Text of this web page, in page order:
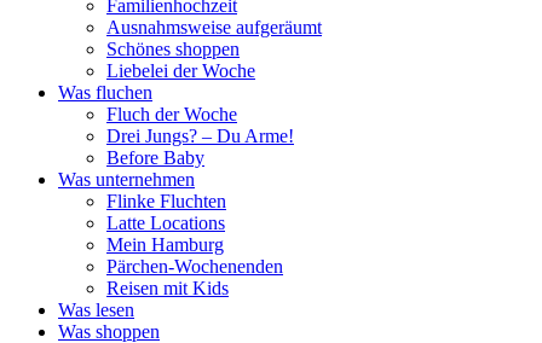
Familienhochzeit
Ausnahmsweise aufgeräumt
Schönes shoppen
Liebelei der Woche
Was fluchen
Fluch der Woche
Drei Jungs? – Du Arme!
Before Baby
Was unternehmen
Flinke Fluchten
Latte Locations
Mein Hamburg
Pärchen-Wochenenden
Reisen mit Kids
Was lesen
Was shoppen